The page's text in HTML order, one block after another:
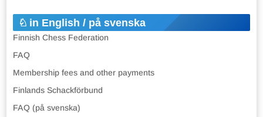
in English / på svenska
Finnish Chess Federation
FAQ
Membership fees and other payments
Finlands Schackförbund
FAQ (på svenska)